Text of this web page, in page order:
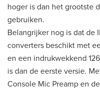
hoger is dan het grootste
gebruiken.
Belangrijker nog is dat de
converters beschikt met
en een indrukwekkend
is dan de eerste versie.
Console Mic Preamp en